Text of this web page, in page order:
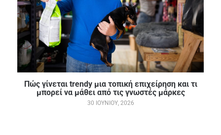
Πώς γίνεται trendy μια τοπική επιχείρηση και τι
μπορεί να μάθει από τις γνωστές μάρκες
30 ΙΟΥΝΊΟΥ, 2026